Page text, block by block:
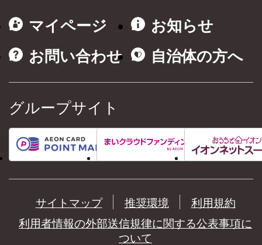
マイページ
お知らせ
お問い合わせ
自治体の方へ
グループサイト
サイトマップ 推奨環境
利用規約
利用者情報の外部送信規律に関する公表事項に
ついて